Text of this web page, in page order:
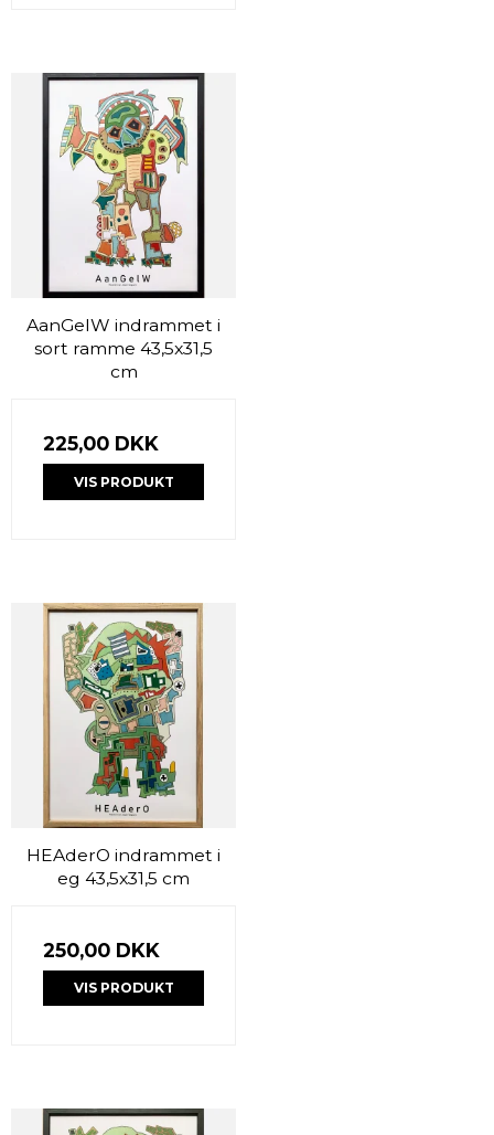
AanGelW indrammet i
sort ramme 43,5x31,5
cm
225,00 DKK
VIS PRODUKT
HEAderO indrammet i
eg 43,5x31,5 cm
250,00 DKK
VIS PRODUKT